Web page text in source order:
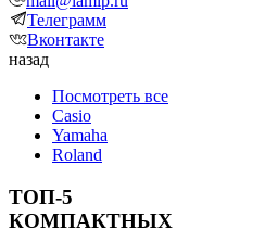
Телеграмм
Вконтакте
назад
Посмотреть все
Casio
Yamaha
Roland
ТОП-5
КОМПАКТНЫХ